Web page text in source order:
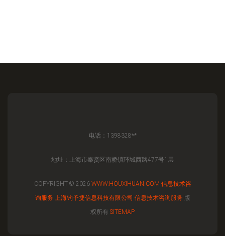
电话：1398328**
地址：上海市奉贤区南桥镇环城西路477号1层
COPYRIGHT © 2026 WWW.HOUXIHUAN.COM 信息技术咨
询服务 上海钧予捷信息科技有限公司 信息技术咨询服务 版
权所有 SITEMAP